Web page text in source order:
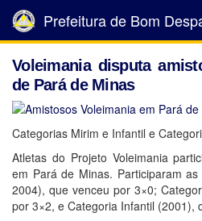
Prefeitura de Bom
Voleimania disputa
de Pará de Minas
Categorias Mirim e Infantil e
Atletas do Projeto Voleimania
em Pará de Minas. Participaram
2004), que venceu por 3×0;
por 3×2, e Categoria Infantil (2001),